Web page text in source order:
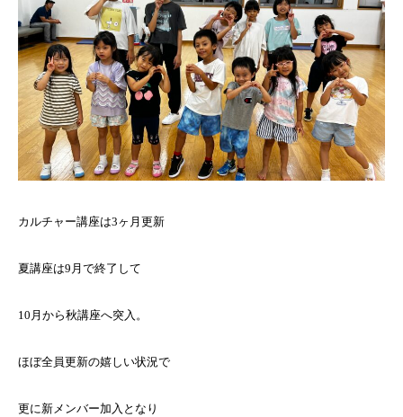
カルチャー講座は3ヶ月更新
夏講座は9月で終了して
10月から秋講座へ突入。
ほぼ全員更新の嬉しい状況で
更に新メンバー加入となり